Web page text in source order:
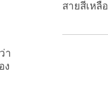
า
ง
สายสีเหลื